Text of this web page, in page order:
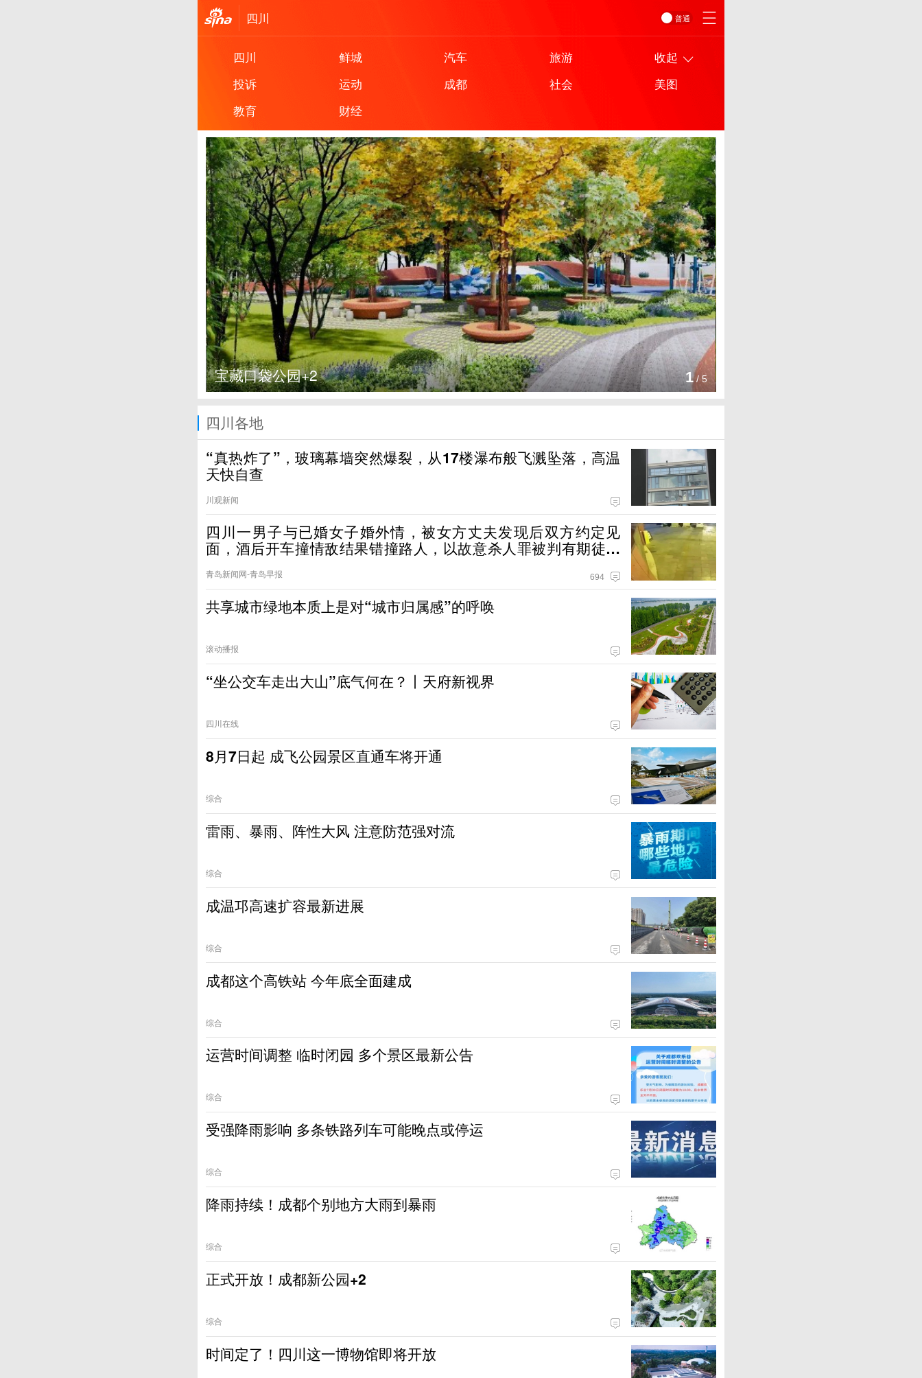
普通
四川
四川 鲜城 汽车 旅游
收起
投诉
运动 成都 社会
美图
教育
财经
宝藏口袋公园+2 2/ 5
四川各地
“真热炸了”，玻璃幕墙突然爆裂，从17楼瀑布般飞溅坠落，高温
天快自查
川观新闻
四川一男子与已婚女子婚外情，被女方丈夫发现后双方约定见
面，酒后开车撞情敌结果错撞路人，以故意杀人罪被判有期徒刑
青岛新闻网-青岛早报 694
共享城市绿地本质上是对“城市归属感”的呼唤
滚动播报
“坐公交车走出大山”底气何在？丨天府新视界
四川在线
8月7日起 成飞公园景区直通车将开通
综合
雷雨、暴雨、阵性大风 注意防范强对流
综合
成温邛高速扩容最新进展
综合
成都这个高铁站 今年底全面建成
综合
运营时间调整 临时闭园 多个景区最新公告
综合
受强降雨影响 多条铁路列车可能晚点或停运
综合
降雨持续！成都个别地方大雨到暴雨
综合
正式开放！成都新公园+2
综合
时间定了！四川这一博物馆即将开放